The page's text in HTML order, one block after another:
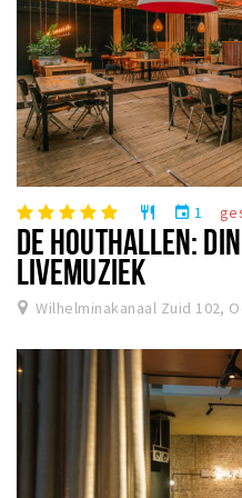
restaurant event 1
DE HOUTHALLEN:
LIVEMUZIEK
Wilhelminakanaal Zuid 102,